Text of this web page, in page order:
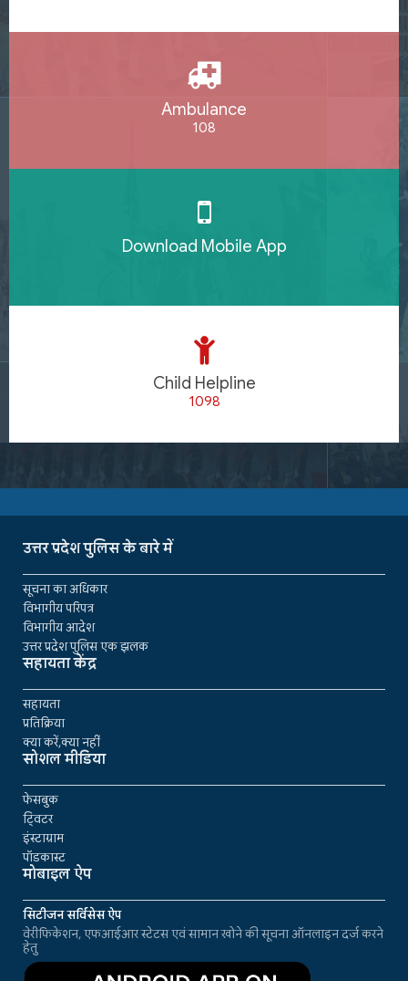
Ambulance
108
Download Mobile App
Child Helpline
1098
उत्तर प्रदेश पुलिस के बारे में
सूचना का अधिकार
विभागीय परिपत्र
विभागीय आदेश
उत्तर प्रदेश पुलिस एक झलक
सहायता केंद्र
सहायता
प्रतिक्रिया
क्या करें,क्या नहीं
सोशल मीडिया
फेसबुक
ट्विटर
इंस्टाग्राम
पॉडकास्ट
मोबाइल ऐप
सिटीजन सर्विसेस ऐप
वेरीफिकेशन, एफआईआर स्टेटस एवं सामान खोने की सूचना ऑनलाइन दर्ज करने
हेतु